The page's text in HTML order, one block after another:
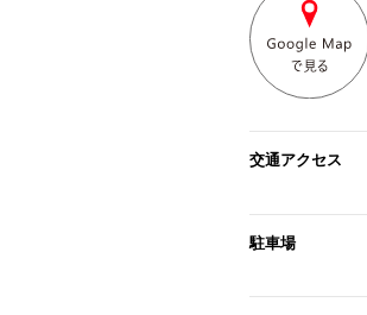
交通アクセス
駐車場